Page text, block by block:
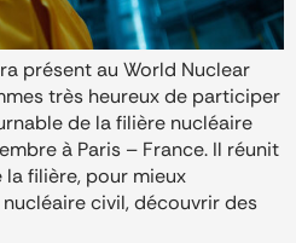
présent au World Nuclear
très heureux de participer
de la filière nucléaire
à Paris – France. Il réunit
filière, pour mieux
civil, découvrir des